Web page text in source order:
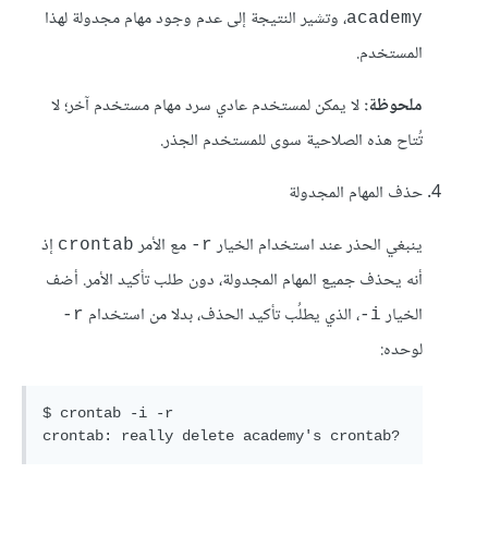
academy، وتشير النتيجة إلى عدم وجود مهام مجدولة لهذا
المستخدم.
ملحوظة:لا يمكن لمستخدم عادي سرد مهام مستخدم آخر؛ لا
تُتاح هذه الصلاحية سوى للمستخدم الجذر.
حذف المهام المجدولة
ينبغي الحذر عند استخدام الخيار r- مع الأمر crontab إذ
أنه يحذف جميع المهام المجدولة، دون طلب تأكيد الأمر. أضف
الخيار i- ، الذي يطلُب تأكيد الحذف، بدلا من استخدام r-
لوحده:
$ crontab -i -r
crontab: really delete academy's crontab?